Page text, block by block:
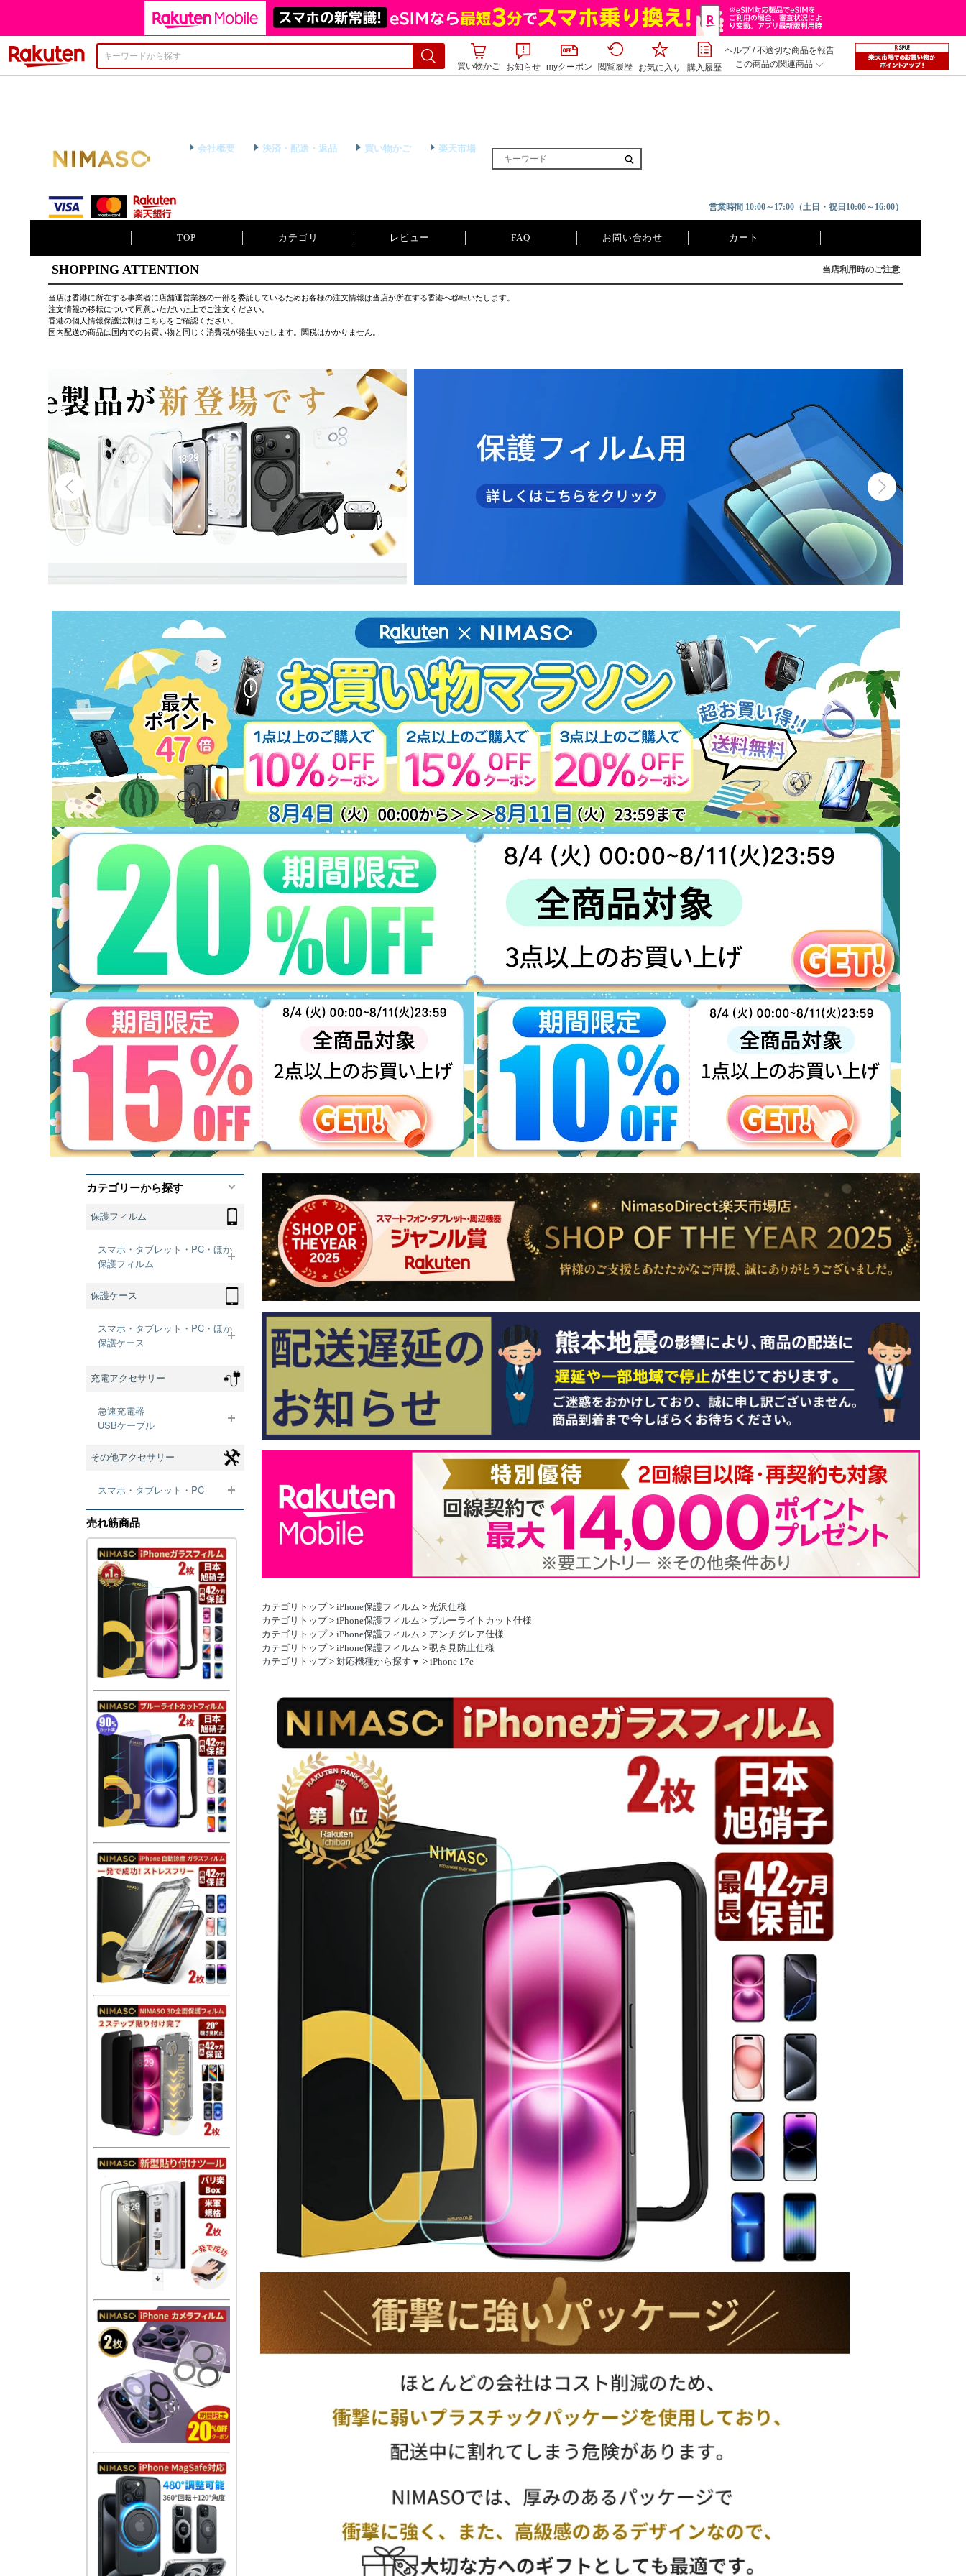
買い物かご
お知らせ myクーポン 閲覧履歴 お気に入り 購入履歴
ヘルプ/不適切な商品を報告
この商品の関連商品
会社概要 決済・配送・返品 買い物かご 楽天市場
営業時間 10:00～17:00（土日・祝日10:00～16:00）
TOP カテゴリ レビュー FAQ お問い合わせ カート
当店利用時のご注意
SHOPPING ATTENTION
当店は香港に所在する事業者に店舗運営業務の一部を委託しているためお客様の注文情報は当店が所在する香港へ移転いたします。
注文情報の移転について同意いただいた上でご注文ください。
香港の個人情報保護法制は こちらをご確認ください。
国内配送の商品は国内でのお買い物と同じく消費税が発生いたします。関税はかかりません。
カテゴリトップ > iPhone保護フィルム > 光沢仕様
カテゴリトップ > iPhone保護フィルム > ブルーライトカット仕様
カテゴリトップ > iPhone保護フィルム > アンチグレア仕様
カテゴリトップ > iPhone保護フィルム > 覗き見防止仕様
カテゴリトップ > 対応機種から探す▼ > iPhone 17e